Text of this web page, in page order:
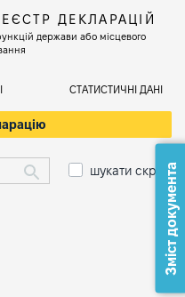
ДЕКЛАРАЦІЙ
держави або місцевого
СТАТИСТИЧНІ ДАНІ
шукати скрізьЗміст документа